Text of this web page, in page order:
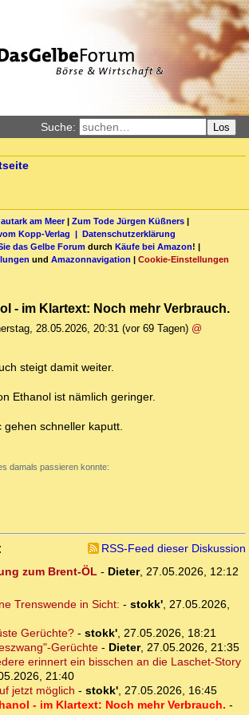
Suche: Los
am Meer| Zum Tode Jürgen Küßners |
Kopp-Verlag | Datenschutzerklärung
das Gelbe Forum durch Käufe bei Amazon! |
und Amazonnavigation | Cookie-Einstellungen
- im Klartext: Noch mehr Verbrauch.
28.05.2026, 20:31 (vor 69 Tagen) @
steigt damit weiter.
Ethanol ist nämlich geringer.
gehen schneller kaputt.
damals passieren konnte:
RSS-Feed dieser Diskussion
zum Brent-ÖL- Dieter, 27.05.2026, 12:12
Trenswende in Sicht: - stokk', 27.05.2026,
Gerüchte?- stokk', 27.05.2026, 18:21
Gerüchte- Dieter, 27.05.2026, 21:35
erinnert ein bisschen an die Laschet-Story
21:40
jetzt möglich - stokk', 27.05.2026, 16:45
- im Klartext: Noch mehr Verbrauch. -